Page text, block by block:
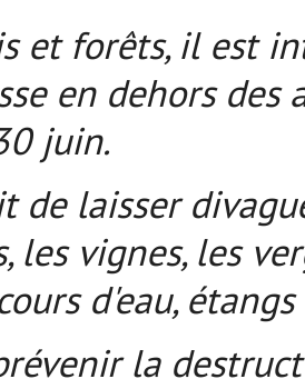
et forêts, il est
en dehors
juin.
de laisser
les vignes, les
d'eau,
la